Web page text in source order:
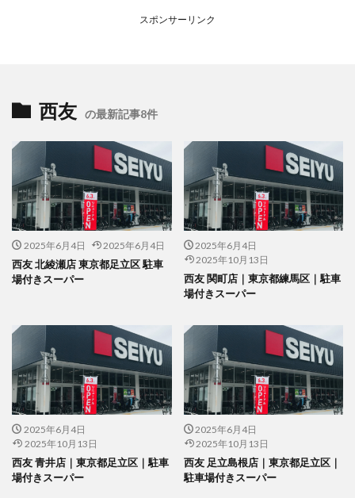
スポンサーリンク
西友 の最新記事8件
2025年6月4日 2025年6月4日
西友 北綾瀬店 東京都足立区 駐車
場付きスーパー
2025年6月4日
2025年10月13日
西友 関町店｜東京都練馬区｜駐車
場付きスーパー
2025年6月4日
2025年10月13日
西友 青井店｜東京都足立区｜駐車
場付きスーパー
2025年6月4日
2025年10月13日
西友 足立島根店｜東京都足立区｜
駐車場付きスーパー